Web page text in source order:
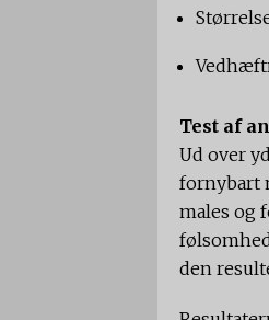
Test af
Ud over
fornybart
males og
den